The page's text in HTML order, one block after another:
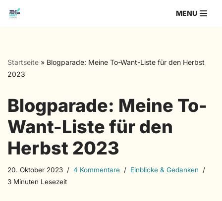
MENU
Startseite » Blogparade: Meine To-Want-Liste für den Herbst
2023
Blogparade: Meine To-
Want-Liste für den
Herbst 2023
20. Oktober 2023 4 Kommentare
Einblicke & Gedanken
3 Minuten Lesezeit